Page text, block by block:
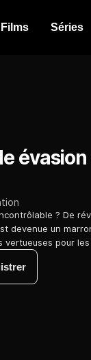
Films Séries
évasion
? De
devenue un
vertueuses pour